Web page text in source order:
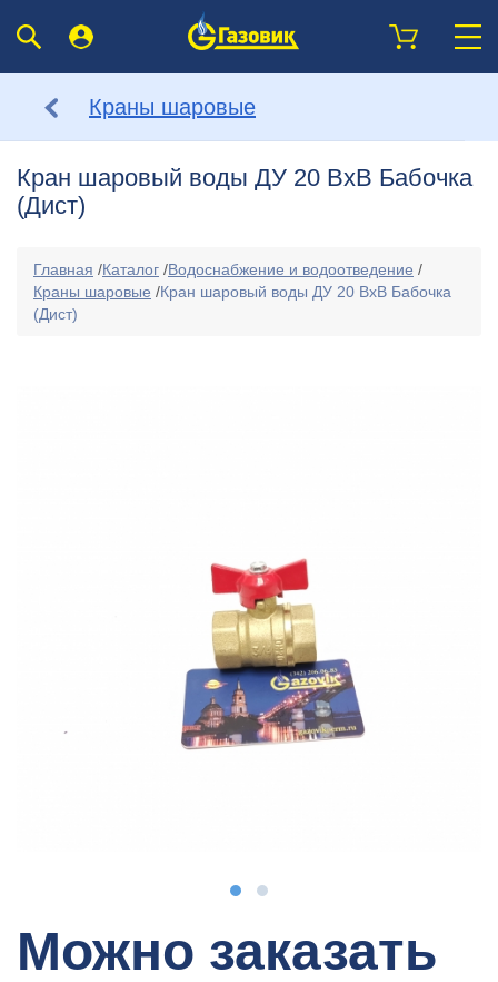
Краны шаровые
Кран шаровый воды ДУ 20 ВхВ Бабочка
(Дист)
Главная /Каталог /Водоснабжение и водоотведение /
Краны шаровые /Кран шаровый воды ДУ 20 ВхВ Бабочка
(Дист)
Можно заказать